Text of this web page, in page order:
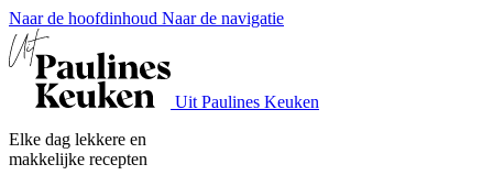
Naar de hoofdinhoud Naar de navigatie
Uit Paulines Keuken
Elke dag lekkere en
makkelijke recepten